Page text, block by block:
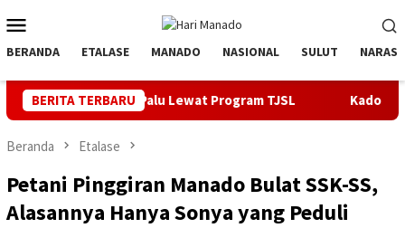
ke
kontenMobile
BERANDA ETALASE MANADO NASIONAL SULUT NARASI
BERITA TERBARU
Palu Lewat Program TJSL Kado PLN untuk HUT
Beranda Etalase
Petani Pinggiran Manado Bulat SSK-SS,
Alasannya Hanya Sonya yang Peduli